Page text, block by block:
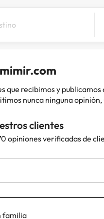
que recibimos y
nunca ninguna
clientes
opiniones verificadas de